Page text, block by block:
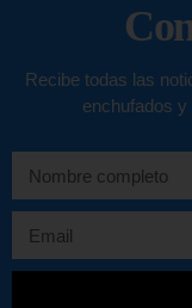
Recibe todas las
enchufados